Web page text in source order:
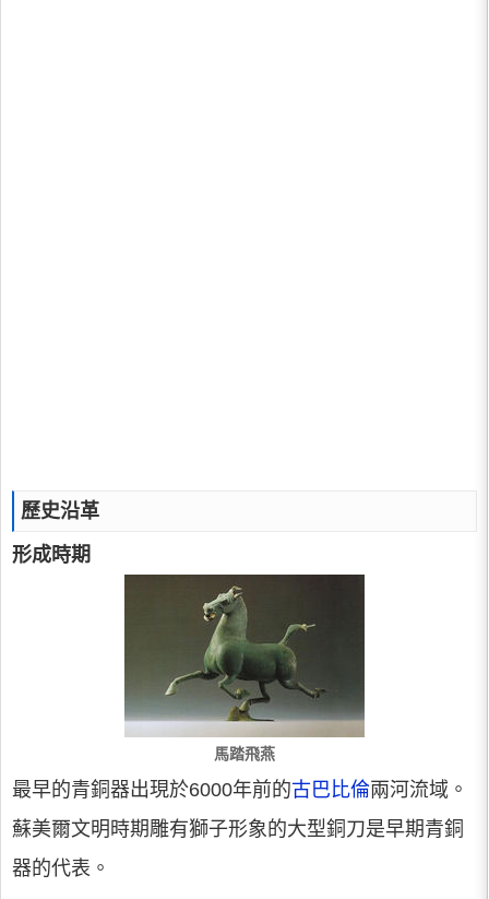
歷史沿革
形成時期
馬踏飛燕
最早的青銅器出現於6000年前的古巴比倫兩河流域。
蘇美爾文明時期雕有獅子形象的大型銅刀是早期青銅
器的代表。